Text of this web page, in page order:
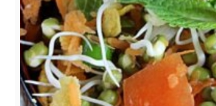
शिक्षा
अन्य खबरें